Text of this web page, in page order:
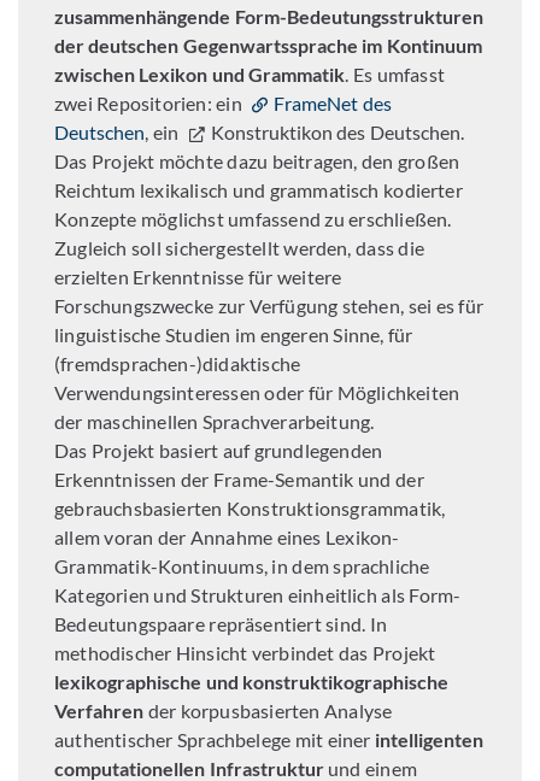
zusammenhängende Form-Bedeutungsstrukturen
der deutschen Gegenwartssprache im Kontinuum
zwischen Lexikon und Grammatik . Es umfasst
zwei Repositorien: ein
FrameNet des
Deutschen , ein Konstruktikon des Deutschen
Das Projekt möchte dazu beitragen, den großen
Reichtum lexikalisch und grammatisch kodierter
Konzepte möglichst umfassend zu erschließen.
Zugleich soll sichergestellt werden, dass die
erzielten Erkenntnisse für weitere
Forschungszwecke zur Verfügung stehen, sei es für
linguistische Studien im engeren Sinne, für
(fremdsprachen-)didaktische
Verwendungsinteressen oder für Möglichkeiten
der maschinellen Sprachverarbeitung.
Das Projekt basiert auf grundlegenden
Erkenntnissen der Frame-Semantik und der
gebrauchsbasierten Konstruktionsgrammatik,
allem voran der Annahme eines Lexikon-
Grammatik-Kontinuums, in dem sprachliche
Kategorien und Strukturen einheitlich als Form-
Bedeutungspaare repräsentiert sind. In
methodischer Hinsicht verbindet das Projekt
lexikographische und konstruktikographische
Verfahren der korpusbasierten Analyse
authentischer Sprachbelege mit einer intelligenten
computationellen Infrastruktur und einem